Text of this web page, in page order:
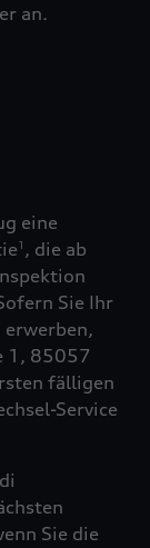
an.
eine
1 , die ab
Sie Ihr
erwerben,
1, 85057
fälligen
Service
Sie die